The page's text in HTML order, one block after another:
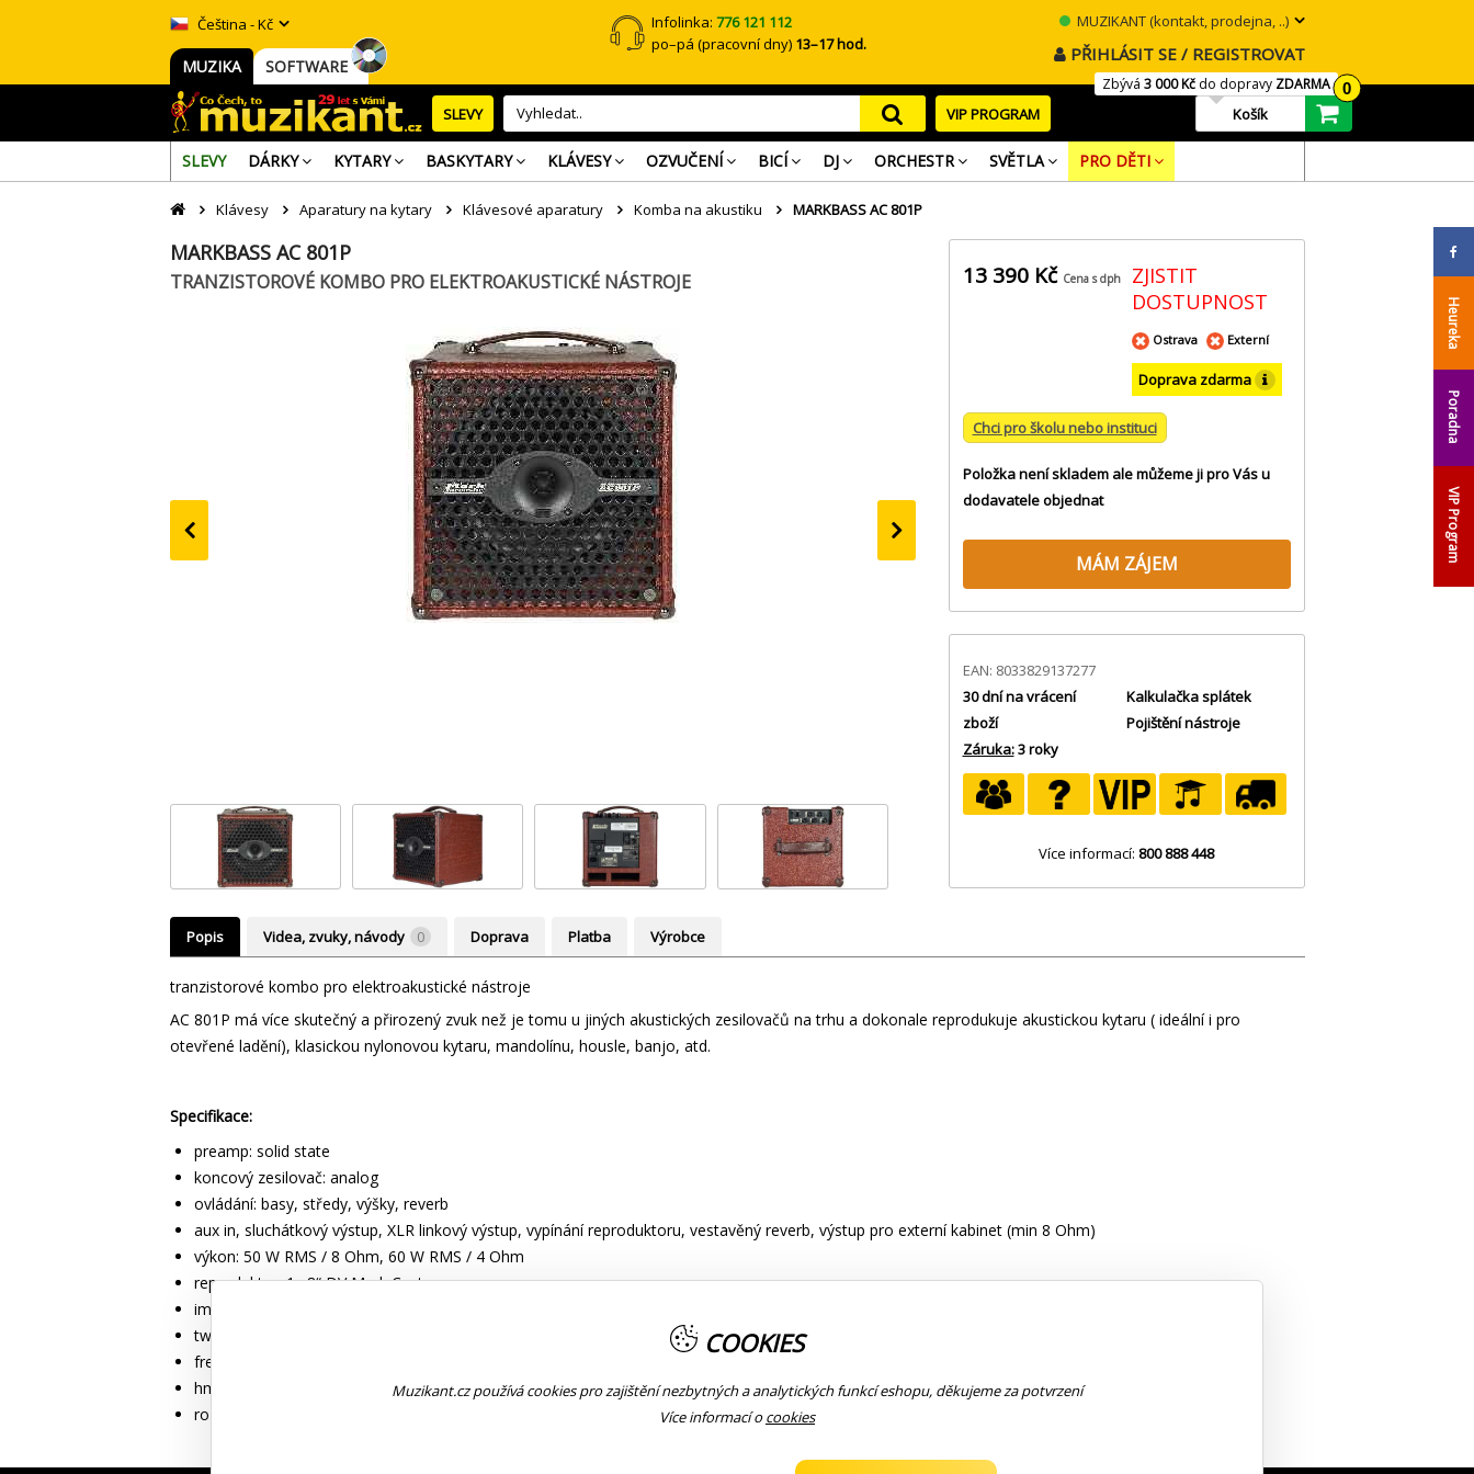
Infolinka:776 121 112
po–pá (pracovní dny) 13–17 hod.
Čeština - Kč MUZIKANT (kontakt, prodejna, ..)
MUZIKA SOFTWARE
PŘIHLÁSIT SE / REGISTROVAT
SLEVY VIP PROGRAM
Zbývá 3 000 Kčdo dopravy ZDARMA 0
Košík
SLEVY DÁRKY KYTARY BASKYTARY KLÁVESY OZVUČENÍ BICÍ DJ ORCHESTR SVĚTLA PRO DĚTI
Heureka
Poradna
VIP Program
Klávesy Aparatury na kytary Klávesové aparatury Komba na akustiku MARKBASS AC 801P
MARKBASS AC 801P
TRANZISTOROVÉ KOMBO PRO ELEKTROAKUSTICKÉ NÁSTROJE 13 390 Kč Cena s dph
ZJISTIT
DOSTUPNOST
Ostrava Externí
Doprava zdarma
Chci pro školu nebo instituci
Položka není skladem ale můžeme ji pro Vás u
dodavatele objednat
MÁM ZÁJEM
EAN: 8033829137277
30 dní na vrácení
zboží
Záruka:3 roky
Kalkulačka splátek
Pojištění nástroje
Více informací: 800 888 448
Popis Videa, zvuky, návody 0 Doprava Platba Výrobce
tranzistorové kombo pro elektroakustické nástroje
AC 801P má více skutečný a přirozený zvuk než je tomu u jiných akustických zesilovačů na trhu a dokonale reprodukuje akustickou kytaru ( ideální i pro
otevřené ladění), klasickou nylonovou kytaru, mandolínu, housle, banjo, atd.
Specifikace:
preamp: solid state
koncový zesilovač: analog
ovládání: basy, středy, výšky, reverb
aux in, sluchátkový výstup, XLR linkový výstup, vypínání reproduktoru, vestavěný reverb, výstup pro externí kabinet (min 8 Ohm)
výkon: 50 W RMS / 8 Ohm, 60 W RMS / 4 Ohm
reproduktor: 1x 8“ DV Mark Custom
impedance: 8 Ohm
tweeter: piezo
frekvenční rozsah: 60 Hz - 18 kHz
hmotnost: 7 kg
rozměry: 268 x 268 x 262 mm
COOKIES
Muzikant.cz používá cookies pro zajištění nezbytných a analytických funkcí eshopu, děkujeme za potvrzení
Více informací ocookies